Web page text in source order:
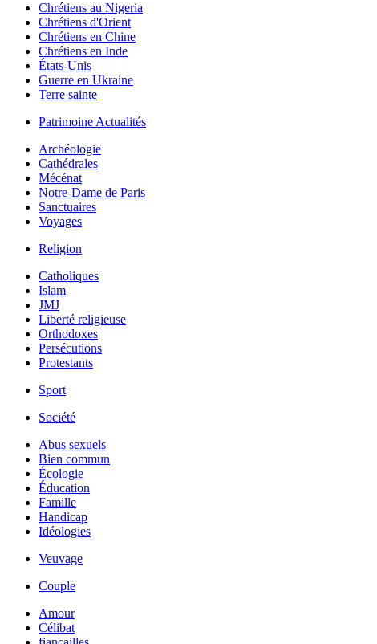
Chrétiens au Nigeria
Chrétiens d'Orient
Chrétiens en Chine
Chrétiens en Inde
États-Unis
Guerre en Ukraine
Terre sainte
Patrimoine Actualités
Archéologie
Cathédrales
Mécénat
Notre-Dame de Paris
Sanctuaires
Voyages
Religion
Catholiques
Islam
JMJ
Liberté religieuse
Orthodoxes
Persécutions
Protestants
Sport
Société
Abus sexuels
Bien commun
Écologie
Éducation
Famille
Handicap
Idéologies
Veuvage
Couple
Amour
Célibat